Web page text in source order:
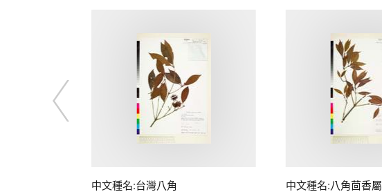
中文種名:台灣八角 中文種名:八角茴香屬